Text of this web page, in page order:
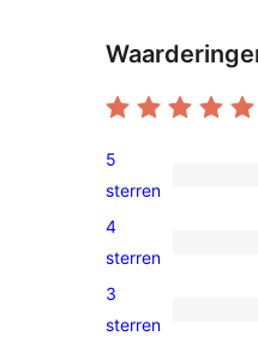
1
5
ster
5
sterren
0
4
sterren
4
sterren
0
3
sterren